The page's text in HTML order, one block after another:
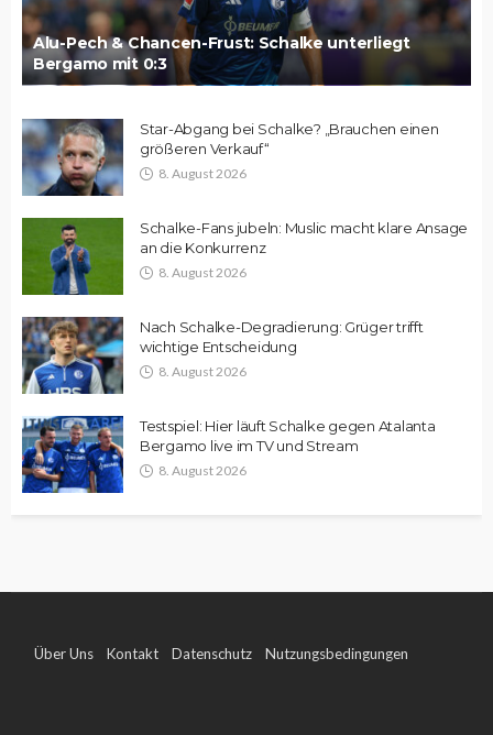
Alu-Pech & Chancen-Frust: Schalke unterliegt
Bergamo mit 0:3
Star-Abgang bei Schalke? „Brauchen einen
größeren Verkauf“
8. August 2026
Schalke-Fans jubeln: Muslic macht klare Ansage
an die Konkurrenz
8. August 2026
Nach Schalke-Degradierung: Grüger trifft
wichtige Entscheidung
8. August 2026
Testspiel: Hier läuft Schalke gegen Atalanta
Bergamo live im TV und Stream
8. August 2026
Über Uns Kontakt Datenschutz Nutzungsbedingungen